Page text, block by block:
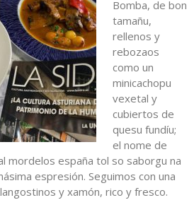
Bomba, de bon
tamañu,
rellenos y
rebozaos
como un
minicachopu
vexetal y
cubiertos de
quesu fundíu;
el nome de
mordelos españa tol so saborgu na
espresión. Seguimos con una
y xamón, rico y fresco.